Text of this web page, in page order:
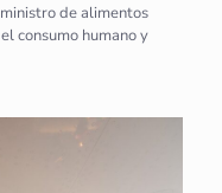
de alimentos
consumo humano y